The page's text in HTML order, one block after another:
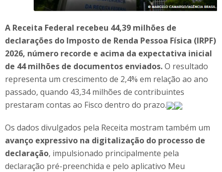
A Receita Federal recebeu 44,39 milhões de
declarações do Imposto de Renda Pessoa Física (IRPF)
2026, número recorde e acima da expectativa inicial
de 44 milhões de documentos enviados.O resultado
representa um crescimento de 2,4% em relação ao ano
passado, quando 43,34 milhões de contribuintes
prestaram contas ao Fisco dentro do prazo.
Os dados divulgados pela Receita mostram também um
avanço expressivo na digitalização do processo de
declaração, impulsionado principalmente pela
declaração pré-preenchida e pelo aplicativo Meu